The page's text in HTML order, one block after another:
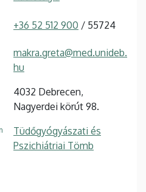
+36 52 512 900 / 55724
makra.greta@med.unideb.
hu
4032 Debrecen,
Nagyerdei körút 98.
Tüdőgyógyászati és
Pszichiátriai Tömb